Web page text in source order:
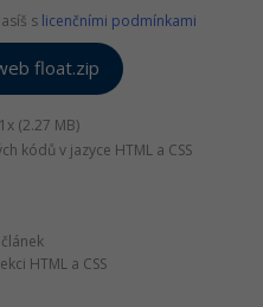
s licenčními podmínkami
float.zip
(2.27 MB)
kódů v jazyce HTML a CSS
HTML a CSS